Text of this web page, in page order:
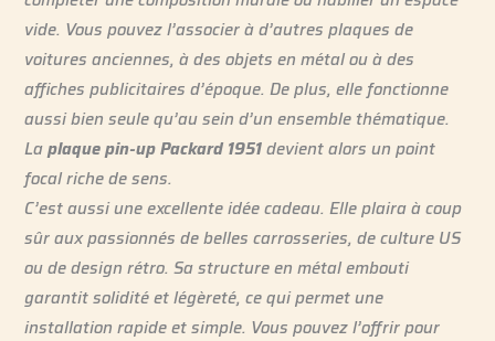
vide. Vous pouvez l’associer à d’autres plaques de
voitures anciennes, à des objets en métal ou à des
affiches publicitaires d’époque. De plus, elle fonctionne
aussi bien seule qu’au sein d’un ensemble thématique.
Laplaque pin-up Packard 1951devient alors un point
focal riche de sens.
C’est aussi une excellente idée cadeau. Elle plaira à coup
sûr aux passionnés de belles carrosseries, de culture US
ou de design rétro. Sa structure en métal embouti
garantit solidité et légèreté, ce qui permet une
installation rapide et simple. Vous pouvez l’offrir pour